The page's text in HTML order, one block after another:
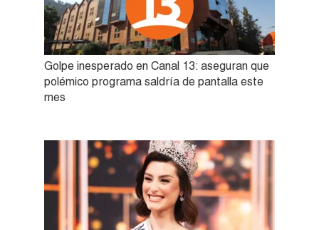
Golpe inesperado en Canal 13: aseguran que
polémico programa saldría de pantalla este
mes